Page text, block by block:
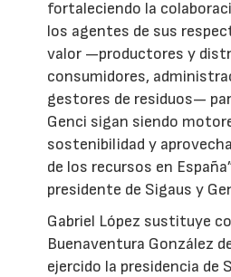
fortaleciendo la
los agentes de sus
valor —productores y
consumidores,
gestores de residuos—
Genci sigan siendo
sostenibilidad y
de los recursos en
presidente de Sigaus y
Gabriel López sustituye
Buenaventura González
ejercido la presidencia de